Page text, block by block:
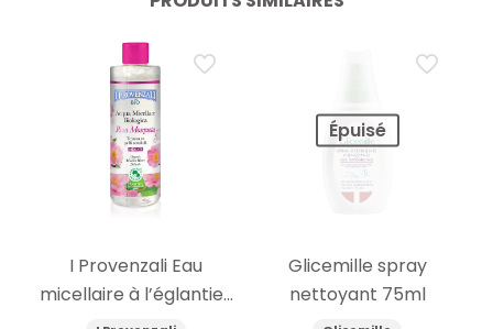
I Provenzali Eau
micellaire à l’églantier
bio 400ml
Épuisé
Glicemille spray
nettoyant 75ml